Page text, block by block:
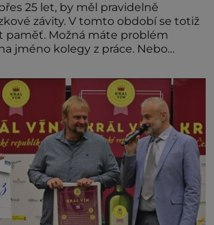
25 let, by měl pravidelně
závity. V tomto období se totiž
paměť. Možná máte problém
jméno kolegy z práce. Nebo
Je to opravdu tak, s věkem jako
rozhodla stávkovat. Cvičte